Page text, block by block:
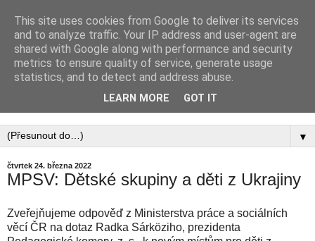
PEDAGOGICKÁ
KOMORA, ZAPSANÝ
▼
čtvrtek 24. března 2022
MPSV: Dětské skupiny a děti z Ukrajiny
Zveřejňujeme odpověď z Ministerstva práce a sociálních
věcí ČR na dotaz Radka Sárköziho, prezidenta
This site uses cookies from Google to deliver its services
and to analyze traffic. Your IP address and user-agent are
shared with Google along with performance and security
metrics to ensure quality of service, generate usage
statistics, and to detect and address abuse.
LEARN MORE GOT IT